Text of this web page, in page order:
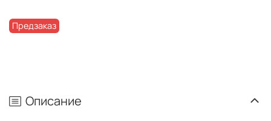
Предзаказ
Описание